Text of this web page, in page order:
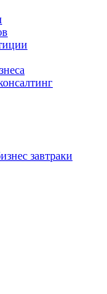
завтраки